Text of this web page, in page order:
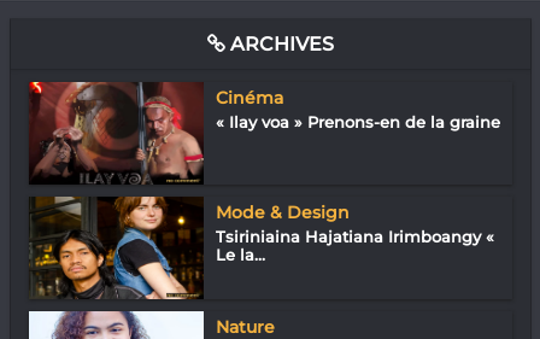
ARCHIVES
Cinéma
« Ilay voa » Prenons-en de la graine
Mode & Design
Tsiriniaina Hajatiana Irimboangy «
Le la...
Nature